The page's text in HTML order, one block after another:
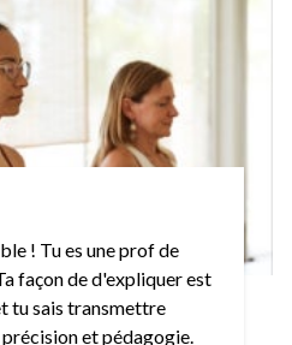
! Tu es une prof de
façon de d'expliquer est
tu sais transmettre
et pédagogie.